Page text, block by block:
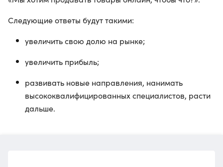
Следующие ответы будут такими:
увеличить свою долю на рынке;
увеличить прибыль;
развивать новые направления, нанимать
высококвалифицированных специалистов, расти
дальше.